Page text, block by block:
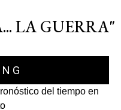
LA GUERRA"